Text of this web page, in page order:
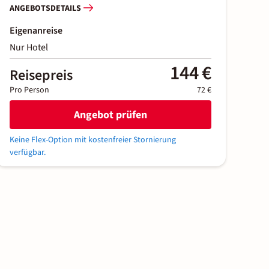
ANGEBOTSDETAILS
Eigenanreise
Nur Hotel
Reisepreis 144 €
Pro Person 72 €
Angebot prüfen
Keine Flex-Option mit kostenfreier Stornierung
verfügbar.